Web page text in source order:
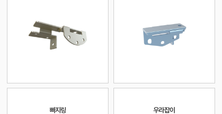
빠지링 우라잡이